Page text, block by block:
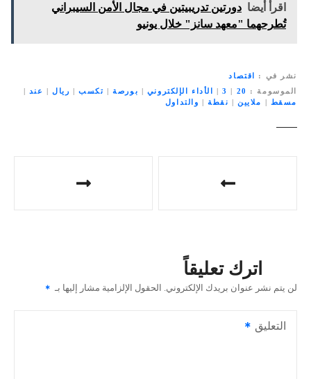
اقرأ أيضا دورتين تدريبيتين في مجال الأمن السيبراني
تُطرحهما "معهد سانز" خلال يونيو
نشر في
اقتصاد
الموسومة
20
|
3
| الأداء الإلكتروني | بورصة| تكسب| ريال | عند |
مسقط | ملايين | نقطة| والتداول
ا
م
اترك تعليقاً
لن يتم نشر عنوان بريدك الإلكتروني. الحقول الإلزامية مشار إليها بـ
التعليق